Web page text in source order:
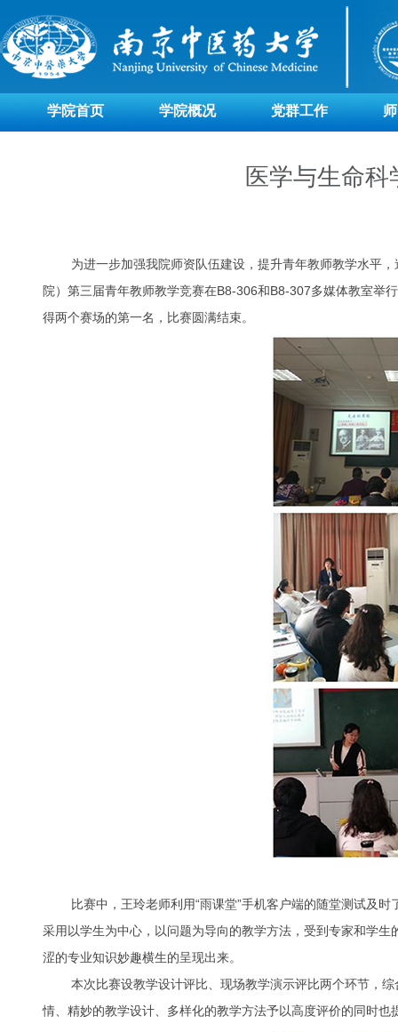
学院首页 学院概况 党群工作
医学与生命
为进一步加强我院师资队伍建设，提升青年教师教学水平，
院）第三届青年教师教学竞赛在B8-306和B8-307多媒体教室举
得两个赛场的第一名，比赛圆满结束。
比赛中，王玲老师利用“雨课堂”手机客户端的随堂测试及时
采用以学生为中心，以问题为导向的教学方法，受到专家和学
涩的专业知识妙趣横生的呈现出来。
本次比赛设教学设计评比、现场教学演示评比两个环节，综
情、精妙的教学设计、多样化的教学方法予以高度评价的同时